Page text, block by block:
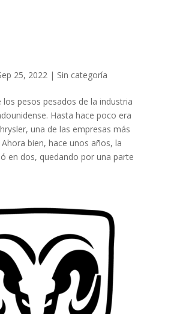
25, 2022| Sin categoría
los pesos pesados de la industria
Hasta hace poco era
una de las empresas más
bien, hace unos años, la
en dos, quedando por una parte